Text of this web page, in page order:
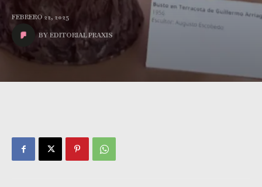
FEBRERO 22, 2025
BY EDITORIAL PRAXIS